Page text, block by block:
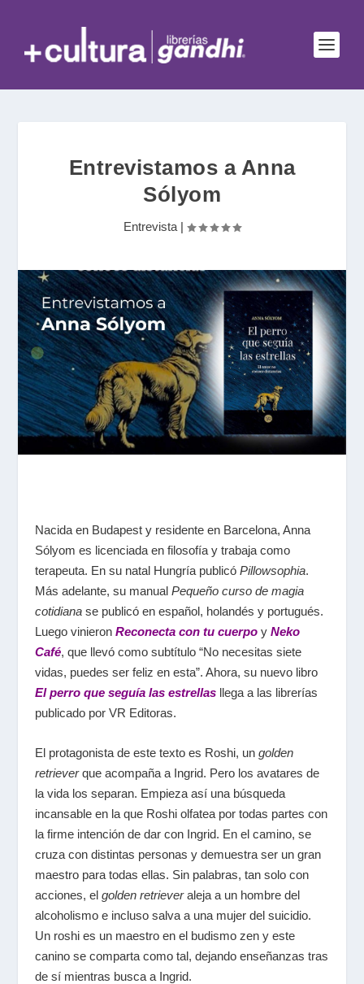
Entrevistamos a Anna
Sólyom
Entrevista |
Nacida en Budapest y residente en Barcelona, Anna
Sólyom es licenciada en filosofía y trabaja como
terapeuta. En su natal Hungría publicó Pillowsophia.
Más adelante, su manual Pequeño curso de magia
cotidianase publicó en español, holandés y portugués.
Luego vinieron Reconecta con tu cuerpo y Neko
Café, que llevó como subtítulo “No necesitas siete
vidas, puedes ser feliz en esta”. Ahora, su nuevo libro
El perro que seguía las estrellasllega a las librerías
publicado por VR Editoras.
El protagonista de este texto es Roshi, un golden
retrieverque acompaña a Ingrid. Pero los avatares de
la vida los separan. Empieza así una búsqueda
incansable en la que Roshi olfatea por todas partes con
la firme intención de dar con Ingrid. En el camino, se
cruza con distintas personas y demuestra ser un gran
maestro para todas ellas. Sin palabras, tan solo con
acciones, el golden retrieveraleja a un hombre del
alcoholismo e incluso salva a una mujer del suicidio.
Un roshies un maestro en el budismo zen y este
canino se comparta como tal, dejando enseñanzas tras
de sí mientras busca a Ingrid.